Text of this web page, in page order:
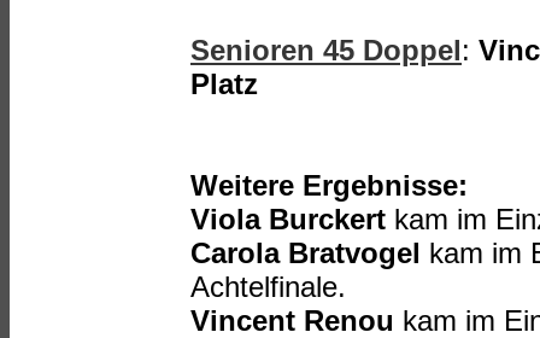
Senioren 45 Doppel:
Platz
Weitere Ergebnisse:
Viola Burckert kam im
Carola Bratvogel kam im
Achtelfinale.
Vincent Renou kam im